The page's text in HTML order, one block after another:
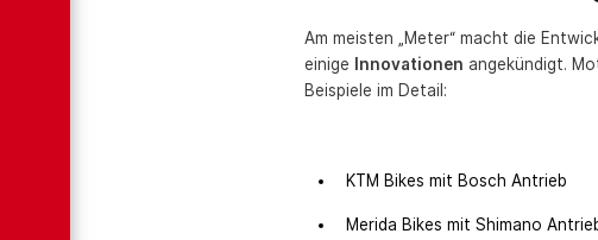
Am meisten „Meter“ macht die
einige
Innovationen angekündigt.
Beispiele im Detail:
KTM Bikes mit Bosch Antrieb
Merida Bikes mit Shimano